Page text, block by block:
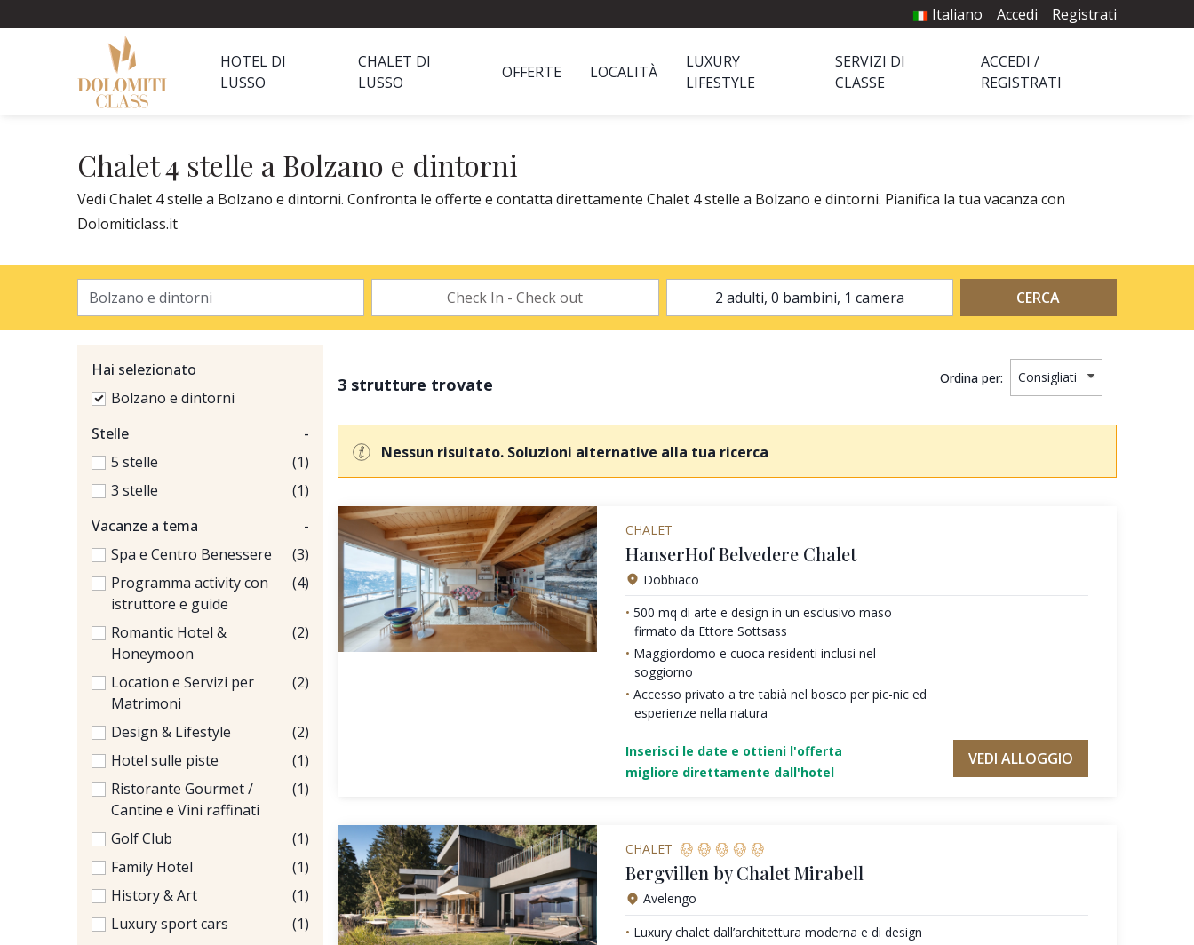
Italiano Accedi Registrati
HOTEL DI
LUSSO
CHALET DI
LUSSO
OFFERTE LOCALITÀ
LUXURY
LIFESTYLE
SERVIZI DI
CLASSE
ACCEDI /
REGISTRATI
Chalet 4 stelle a Bolzano e dintorni
Vedi Chalet 4 stelle a Bolzano e dintorni. Confronta le offerte e contatta direttamente Chalet 4 stelle a Bolzano e dintorni. Pianifica la tua vacanza con
Dolomiticlass.it
2 adulti, 0 bambini, 1 camera CERCA
Hai selezionato
Bolzano e dintorni
Stelle
-
5 stelle
(1)
3 stelle
(1)
Vacanze a tema
-
Spa e Centro Benessere
(3)
Programma activity con
istruttore e guide
(4)
Romantic Hotel &
Honeymoon
(2)
Location e Servizi per
Matrimoni
(2)
Design & Lifestyle
(2)
Hotel sulle piste
(1)
Ristorante Gourmet /
Cantine e Vini raffinati
(1)
Golf Club
(1)
Family Hotel
(1)
History & Art
(1)
Luxury sport cars
(1)
3 strutture trovate Ordina per:
Nessun risultato. Soluzioni alternative alla tua ricerca
CHALET
HanserHof Belvedere Chalet
Dobbiaco
500 mq di arte e design in un esclusivo maso
firmato da Ettore Sottsass
Maggiordomo e cuoca residenti inclusi nel
soggiorno
Accesso privato a tre tabià nel bosco per pic-nic ed
esperienze nella natura
Inserisci le date e ottieni l'offerta
migliore direttamente dall'hotel
VEDI ALLOGGIO
CHALET
Bergvillen by Chalet Mirabell
Avelengo
Luxury chalet dall’architettura moderna e di design